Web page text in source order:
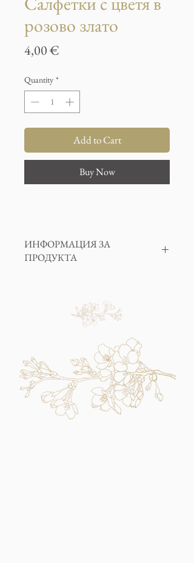
розово злато
4,00 €
Quantity *
Add to Cart
Buy Now
ИНФОРМАЦИЯ ЗА
ПРОДУКТА
кръщене, юбилей, рожден ден и др.
Салфетките са с флорален принт и изящен
съчетае с чинийките и ветрилообразните
ни помпони.
Всяка опаковка съдържа 16 бр. салфетки,
квадратни с размери 12 см.